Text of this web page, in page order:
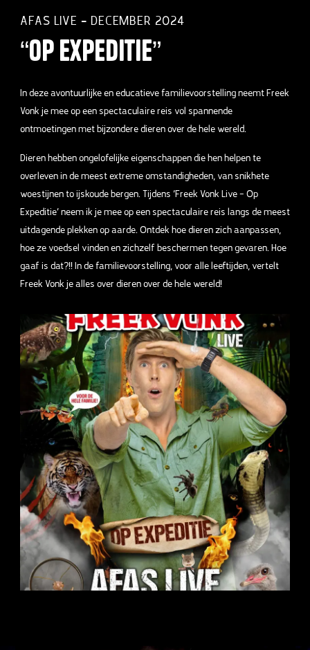
AFAS LIVE – DECEMBER 2024
“Op Expeditie”
In deze avontuurlijke en educatieve familievoorstelling neemt Freek
Vonk je mee op een spectaculaire reis vol spannende
ontmoetingen met bijzondere dieren over de hele wereld.
Dieren hebben ongelofelijke eigenschappen die hen helpen te
overleven in de meest extreme omstandigheden, van snikhete
woestijnen to ijskoude bergen. Tijdens ‘Freek Vonk Live – Op
Expeditie’ neem ik je mee op een spectaculaire reis langs de meest
uitdagende plekken op aarde. Ontdek hoe dieren zich aanpassen,
hoe ze voedsel vinden en zichzelf beschermen tegen gevaren. Hoe
gaaf is dat?!! In de familievoorstelling, voor alle leeftijden, vertelt
Freek Vonk je alles over dieren over de hele wereld!